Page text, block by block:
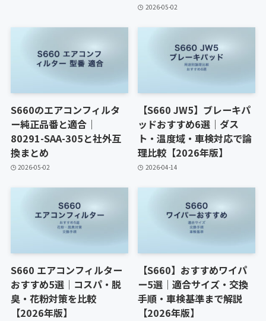
2026-05-02
S660のエアコンフィルタ
ー純正品番と適合｜
80291-SAA-305と社外互
換まとめ
2026-05-02
【S660 JW5】ブレーキパ
ッドおすすめ6選｜ダス
ト・温度域・車検対応で論
理比較【2026年版】
2026-04-14
S660 エアコンフィルター
おすすめ5選｜コスパ・脱
臭・花粉対策を比較
【2026年版】
【S660】おすすめワイパ
ー5選｜適合サイズ・交換
手順・車検基準まで解説
【2026年版】